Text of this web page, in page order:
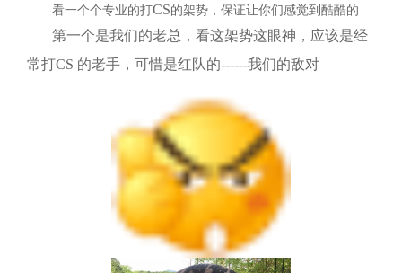
看一个个专业的打CS的架势，保证让你们感觉到酷酷的
第一个是我们的老总，看这架势这眼神，应该是经
常打CS 的老手，可惜是红队的------我们的敌对